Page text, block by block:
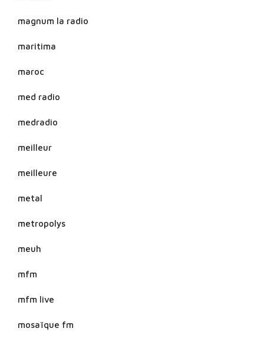
magnum la radio
maritima
maroc
med radio
medradio
meilleur
meilleure
metal
metropolys
meuh
mfm
mfm live
mosaïque fm